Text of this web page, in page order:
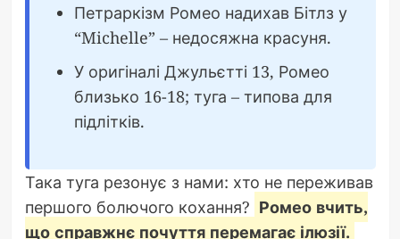
Петраркізм Ромео надихав Бітлз у
“Michelle” – недосяжна красуня.
У оригіналі Джульєтті 13, Ромео
близько 16-18; туга – типова для
підлітків.
Така туга резонує з нами: хто не переживав
першого болючого кохання? Ромео вчить,
що справжнє почуття перемагає ілюзії.